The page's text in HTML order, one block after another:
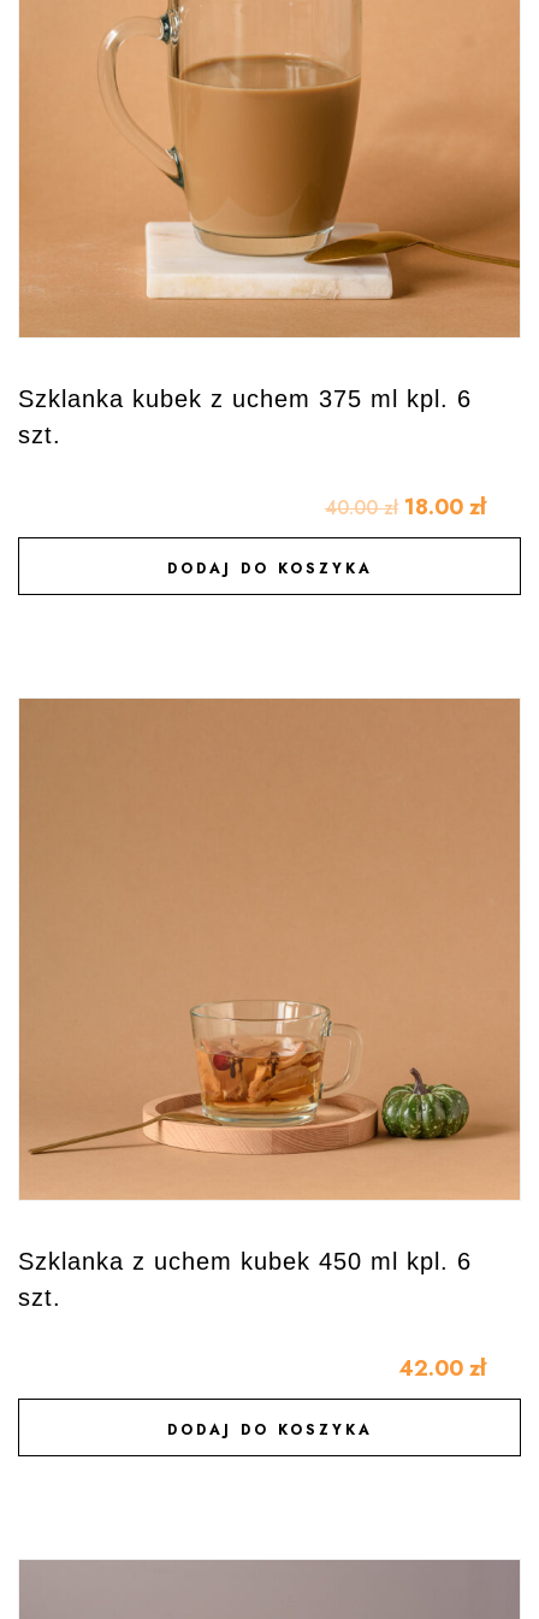
Szklanka kubek z uchem 375 ml kpl. 6
szt.
40.00zł 18.00 zł
DODAJ DO KOSZYKA
DODAJ DO ULUBIONYCH
Szklanka z uchem kubek 450 ml kpl. 6
szt.
42.00 zł
DODAJ DO KOSZYKA
DODAJ DO ULUBIONYCH